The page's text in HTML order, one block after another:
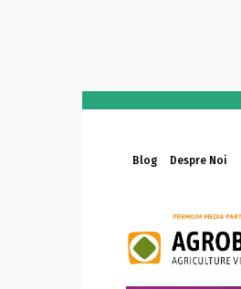
Blog Despre Noi